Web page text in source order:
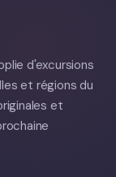
d'excursions
et régions du
et